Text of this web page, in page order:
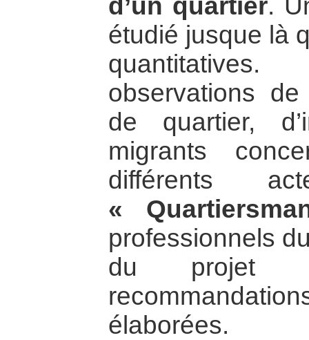
d’un quartier.
étudié jusque là
observations
de quartier,
migrants
différents
«
professionnels
du projet
élaborées.